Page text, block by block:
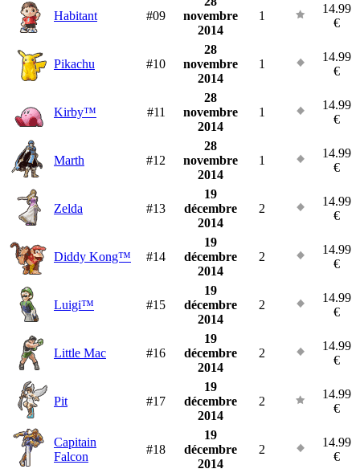
Habitant #09
novembre
2014
1
14.99
€
Pikachu #10
28
novembre
2014
1
14.99
€
Kirby™ #11
28
novembre
2014
1
14.99
€
Marth #12
28
novembre
2014
1
14.99
€
Zelda #13
19
décembre
2014
2
14.99
€
Diddy Kong™ #14
19
décembre
2014
2
14.99
€
Luigi™ #15
19
décembre
2014
2
14.99
€
Little Mac #16
19
décembre
2014
2
14.99
€
Pit #17
19
décembre
2014
2
14.99
€
Capitain
Falcon
#18
19
décembre
2014
2
14.99
€